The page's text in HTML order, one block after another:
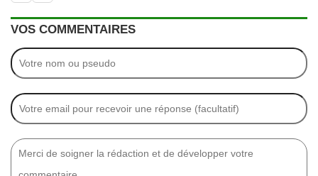
VOS COMMENTAIRES